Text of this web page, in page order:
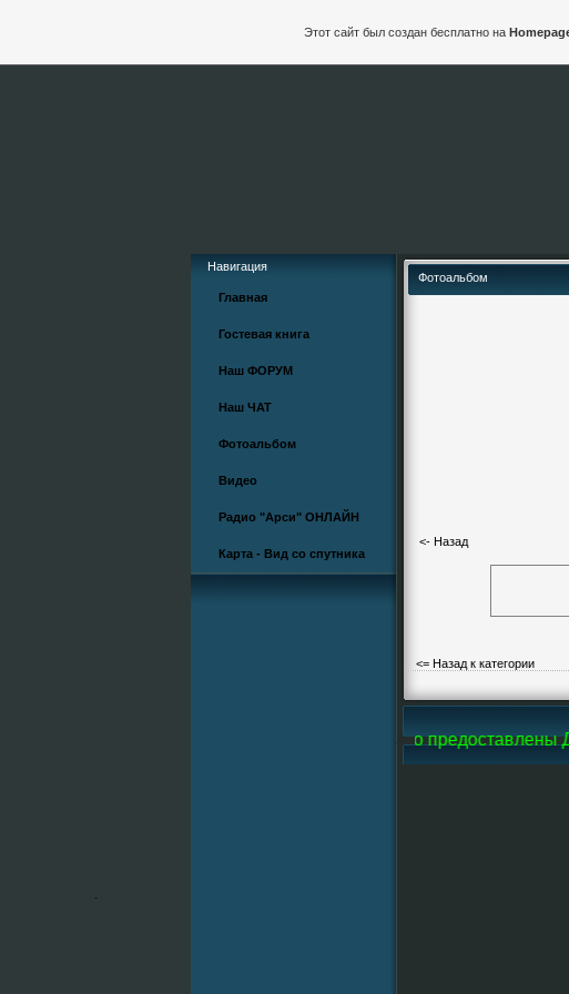
Навигация
Главная
Гостевая книга
Наш ФОРУМ
Наш ЧАТ
Фотоальбом
Видео
Радио "Арси" ОНЛАЙН
Карта - Вид со спутника
Фотоальбом
<- Назад
<= Назад к категории
Line, все фотографии и большую часть видео предоставлены
Этот сайт был создан бесплатно на